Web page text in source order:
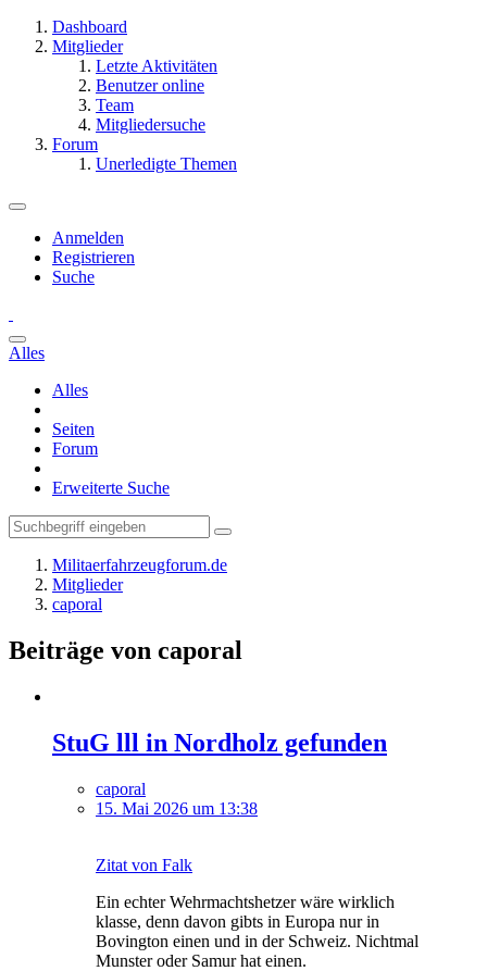
Dashboard
Mitglieder
Letzte Aktivitäten
Benutzer online
Team
Mitgliedersuche
Forum
Unerledigte Themen
Anmelden
Registrieren
Suche
Alles
Alles
Seiten
Forum
Erweiterte Suche
Militaerfahrzeugforum.de
Mitglieder
caporal
Beiträge von caporal
StuG lll in Nordholz gefunden
caporal
15. Mai 2026 um 13:38
Zitat von Falk
Ein echter Wehrmachtshetzer wäre wirklich
klasse, denn davon gibts in Europa nur in
Bovington einen und in der Schweiz. Nichtmal
Munster oder Samur hat einen.